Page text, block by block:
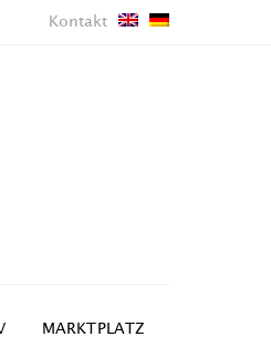
Kontakt
MARKTPLATZ